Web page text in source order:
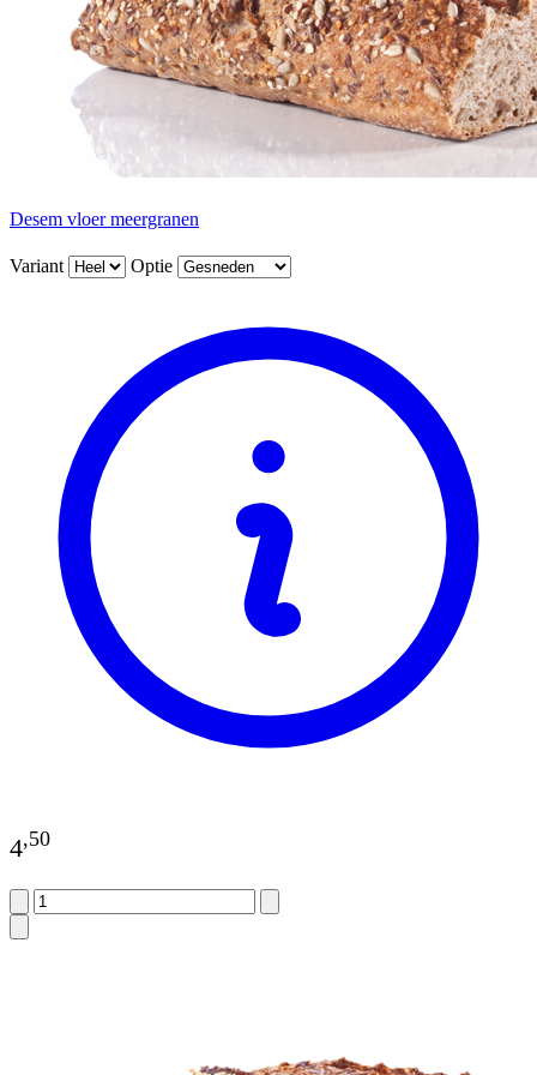
Desem vloer meergranen
Variant Optie
4,50